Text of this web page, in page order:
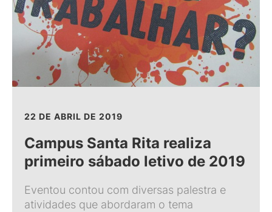
22 DE ABRIL DE 2019
Campus Santa Rita realiza
primeiro sábado letivo de 2019
Eventou contou com diversas palestra e
atividades que abordaram o tema